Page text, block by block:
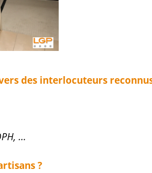
des interlocuteurs
...
?